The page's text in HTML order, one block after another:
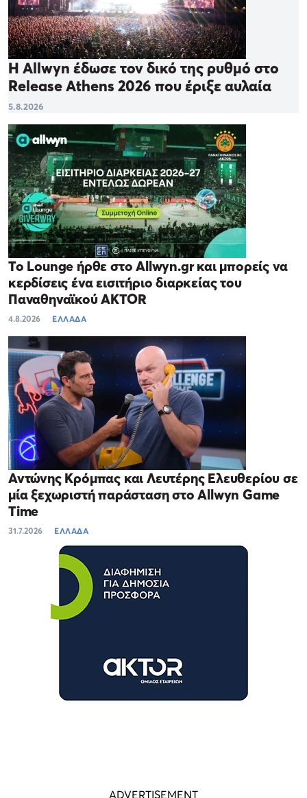
Η Allwyn έδωσε τον δικό της ρυθμό στο
Release Athens 2026 που έριξε αυλαία
5.8.2026
Το Lounge ήρθε στο Allwyn.gr και μπορείς να
κερδίσεις ένα εισιτήριο διαρκείας του
Παναθηναϊκού AKTOR
4.8.2026 ΕΛΛΑΔΑ
Αντώνης Κρόμπας και Λευτέρης Ελευθερίου σε
μία ξεχωριστή παράσταση στο Allwyn Game
Time
31.7.2026 ΕΛΛΑΔΑ